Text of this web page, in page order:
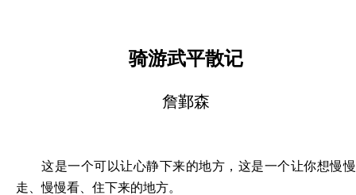
骑游武平散记
詹鄞森
这是一个可以让心静下来的地方，这是一个让你想慢慢
走、慢慢看、住下来的地方。